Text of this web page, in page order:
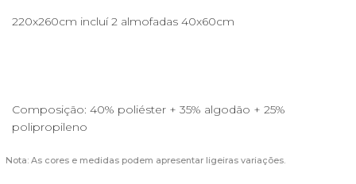
220x260cm incluí 2 almofadas 40x60cm
Composição: 40% poliéster + 35% algodão + 25%
polipropileno
Nota: As cores e medidas podem apresentar ligeiras variações.